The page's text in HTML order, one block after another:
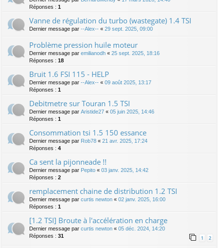
Réponses : 1
Vanne de régulation du turbo (wastegate) 1.4 TSI
Dernier message par --Alex-- « 29 sept. 2025, 09:00
Problème pression huile moteur
Dernier message par emilianodh « 25 sept. 2025, 18:16
Réponses : 18
Bruit 1.6 FSI 115 - HELP
Dernier message par --Alex-- « 09 août 2025, 13:17
Réponses : 1
Debitmetre sur Touran 1.5 TSI
Dernier message par Aristide27 « 05 juin 2025, 14:46
Réponses : 1
Consommation tsi 1.5 150 essance
Dernier message par Rob78 « 21 avr. 2025, 17:24
Réponses : 4
Ca sent la pijonneade !!
Dernier message par Pepito « 03 janv. 2025, 14:42
Réponses : 2
remplacement chaine de distribution 1.2 TSI
Dernier message par curtis newton « 02 janv. 2025, 16:00
Réponses : 1
[1.2 TSI] Broute à l'accélération en charge
Dernier message par curtis newton « 05 déc. 2024, 14:20
Réponses : 31 1 2